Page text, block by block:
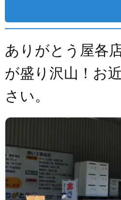
ありがとう屋各
が盛り沢山！お
さい。